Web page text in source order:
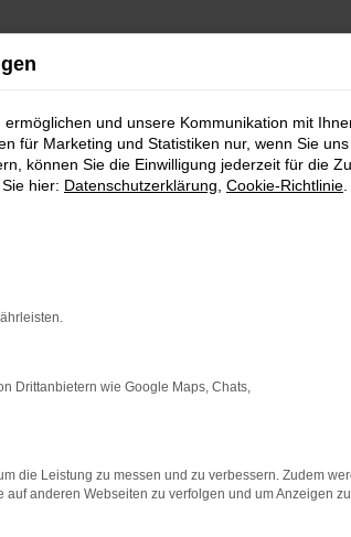
Welt
und unsere Kommunikation mit
für Marketing und Statistiken nur, wenn Sie
können Sie die Einwilligung jederzeit für die
hier: Datenschutzerklärung Cookie-Richtlinie
Drittanbietern wie Google Maps, Chats,
die Leistung zu messen und zu verbessern. Zudem
anderen Webseiten zu verfolgen und um Anzeigen